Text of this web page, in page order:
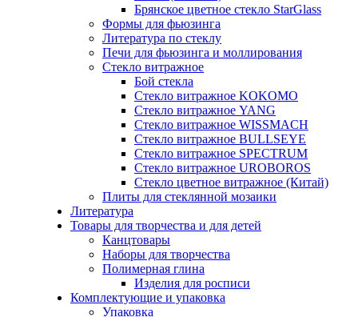
Брянское цветное стекло StarGlass
Формы для фьюзинга
Литература по стеклу
Печи для фьюзинга и моллирования
Стекло витражное
Бой стекла
Стекло витражное KOKOMO
Стекло витражное YANG
Стекло витражное WISSMACH
Стекло витражное BULLSEYE
Стекло витражное SPECTRUM
Стекло витражное UROBOROS
Стекло цветное витражное (Китай)
Плиты для стеклянной мозаики
Литература
Товары для творчества и для детей
Канцтовары
Наборы для творчества
Полимерная глина
Изделия для росписи
Комплектующие и упаковка
Упаковка